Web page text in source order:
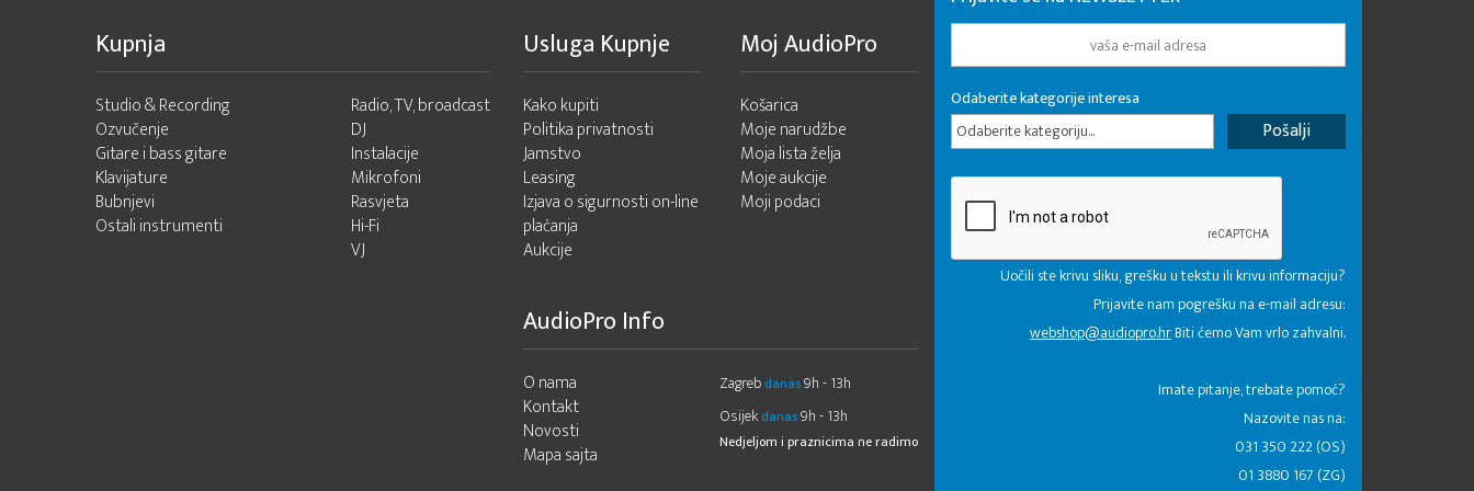
Kupnja
Studio & Recording
Ozvučenje
Gitare i bass gitare
Klavijature
Bubnjevi
Ostali instrumenti
Radio, TV, broadcast
DJ
Instalacije
Mikrofoni
Rasvjeta
Hi-Fi
VJ
Usluga Kupnje
Kako kupiti
Politika privatnosti
Jamstvo
Leasing
Izjava o sigurnosti on-line
plaćanja
Aukcije
Moj AudioPro
Košarica
Moje narudžbe
Moja lista želja
Moje aukcije
Moji podaci
AudioPro Info
O nama
Kontakt
Novosti
Mapa sajta
Zagreb danas9h - 13h
Osijek danas9h - 13h
Nedjeljom i praznicima ne radimo
Odaberite kategorije interesa
Odaberite kategoriju...
Uočili ste krivu sliku, grešku u tekstu ili krivu informaciju?
Prijavite nam pogrešku na e-mail adresu:
webshop@audiopro.hrBiti ćemo Vam vrlo zahvalni.
​Imate pitanje, trebate pomoć?
Nazovite nas na:
031 350 222 (OS)
01 3880 167 (ZG)